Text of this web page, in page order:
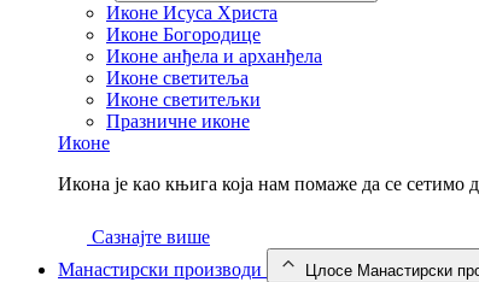
Иконе Исуса Христа
Иконе Богородице
Иконе анђела и арханђела
Иконе светитеља
Иконе светитељки
Празничне иконе
Иконе
Икона је као књига која нам помаже да се
Сазнајте више
Манастирски производи
Цлосе Манастирски